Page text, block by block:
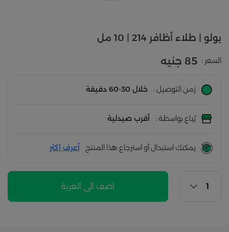
يولو | طلاء أظافر 214 | 10 مل
السعر : 85 جنيه
زمن التوصيل : خلال 30-60 دقيقة
يُباع بواسطة : أقرب صيدلية
يمكنك استبدال أو استرجاع هذا المنتج أعرف اكثر
اضف الى العربة